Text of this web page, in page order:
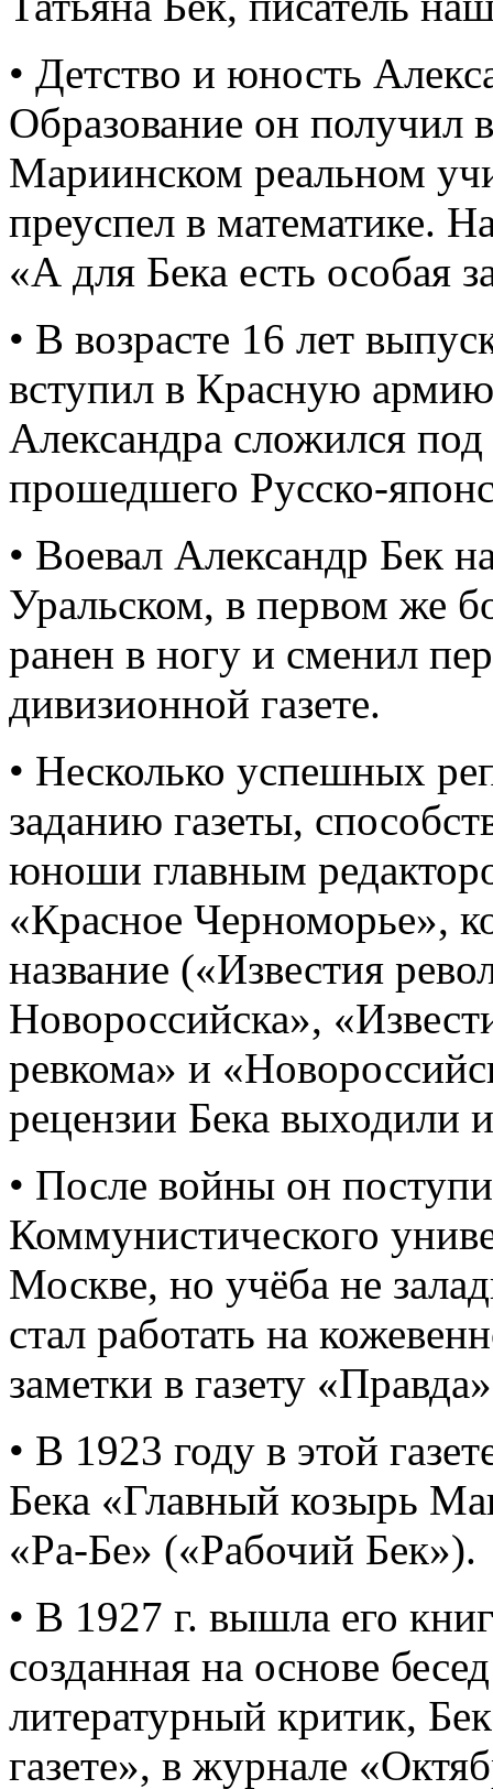
• Детство и юность
Образование он получил
Мариинском реальном
преуспел в математике.
«А для Бека есть особая
• В возрасте 16 лет
вступил в Красную
Александра сложился
прошедшего Русско-
• Воевал Александр Бек
Уральском, в первом же
ранен в ногу и сменил
дивизионной газете.
• Несколько успешных
заданию газеты,
юноши главным
«Красное Черноморье»,
название («Известия
Новороссийска»,
ревкома» и
рецензии Бека выходили
• После войны он
Коммунистического
Москве, но учёба не
стал работать на
заметки в газету
• В 1923 году в этой
Бека «Главный козырь
«Ра-Бе» («Рабочий Бек»).
• В 1927 г. вышла его
созданная на основе
литературный критик,
газете», в журнале